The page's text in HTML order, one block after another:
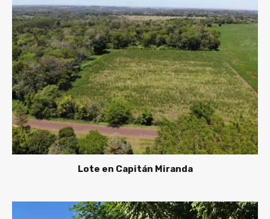
Lote en Capitán Miranda